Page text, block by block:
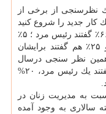
یك نظرسنجی از برخی از
كار جدید را شروع كنید
آیا رئیس زن را انتخاب می كنید یا مرد؟ » ۶۶٪ گفتند رئیس مرد ؛ ۵٪
گفتند كه رئیس زن را ترجیح می دهند؛ و ۲۵٪ هم گفتند برایشان
نظر سنجی درسال
۲۰۱۲ انجام شد و ۳۳٪ از پاسخ دهندگان گفتند یك رئیس مرد، ۲۰%
به مدیریت زنان در
سالاری به وجود آمده